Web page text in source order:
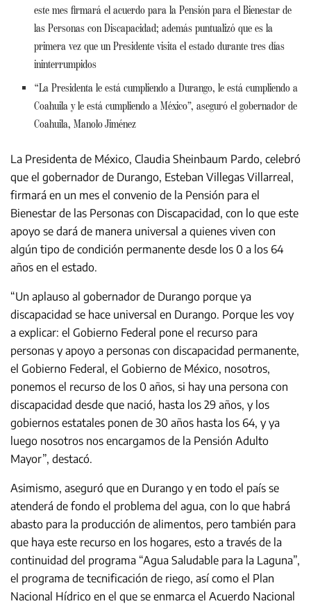
este mes firmará el acuerdo para la Pensión para el Bienestar de
las Personas con Discapacidad; además puntualizó que es la
primera vez que un Presidente visita el estado durante tres días
ininterrumpidos
“La Presidenta le está cumpliendo a Durango, le está cumpliendo a
Coahuila y le está cumpliendo a México”, aseguró el gobernador de
Coahuila, Manolo Jiménez
La Presidenta de México, Claudia Sheinbaum Pardo, celebró
que el gobernador de Durango, Esteban Villegas Villarreal,
firmará en un mes el convenio de la Pensión para el
Bienestar de las Personas con Discapacidad, con lo que este
apoyo se dará de manera universal a quienes viven con
algún tipo de condición permanente desde los 0 a los 64
años en el estado.
“Un aplauso al gobernador de Durango porque ya
discapacidad se hace universal en Durango. Porque les voy
a explicar: el Gobierno Federal pone el recurso para
personas y apoyo a personas con discapacidad permanente,
el Gobierno Federal, el Gobierno de México, nosotros,
ponemos el recurso de los 0 años, si hay una persona con
discapacidad desde que nació, hasta los 29 años, y los
gobiernos estatales ponen de 30 años hasta los 64, y ya
luego nosotros nos encargamos de la Pensión Adulto
Mayor”, destacó.
Asimismo, aseguró que en Durango y en todo el país se
atenderá de fondo el problema del agua, con lo que habrá
abasto para la producción de alimentos, pero también para
que haya este recurso en los hogares, esto a través de la
continuidad del programa “Agua Saludable para la Laguna”,
el programa de tecnificación de riego, así como el Plan
Nacional Hídrico en el que se enmarca el Acuerdo Nacional